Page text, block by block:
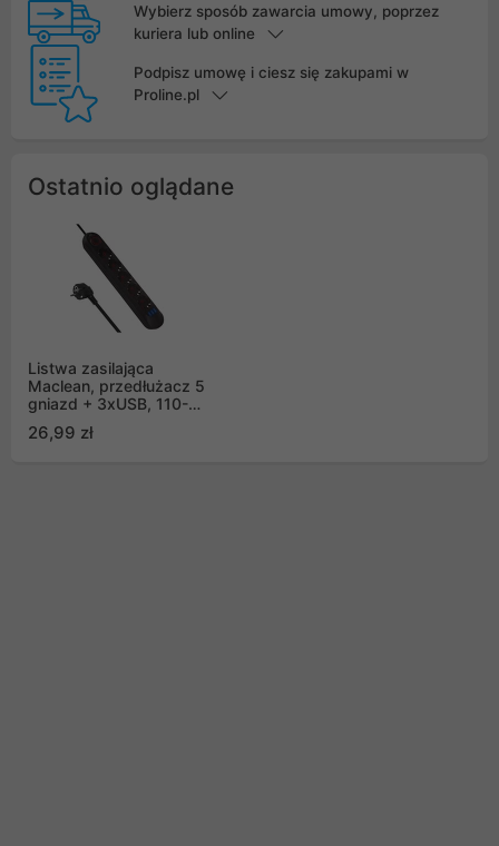
Wybierz sposób zawarcia umowy, poprzez
kuriera lub online
Podpisz umowę i ciesz się zakupami w
Proline.pl
Ostatnio oglądane
Listwa zasilająca
Maclean, przedłużacz 5
gniazd + 3xUSB, 110-
2.1A max 2500W, 1,5m,
26,99 zł